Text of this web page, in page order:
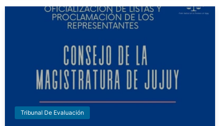
Tribunal De Evaluación